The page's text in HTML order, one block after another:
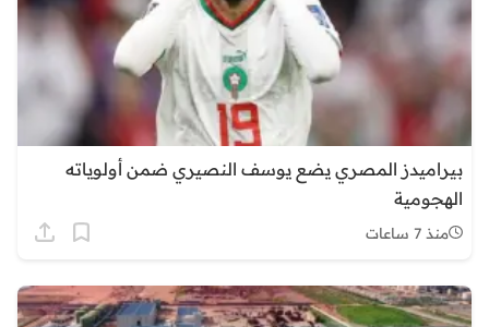
بيراميدز المصري يضع يوسف النصيري ضمن أولوياته
الهجومية
منذ 7 ساعات